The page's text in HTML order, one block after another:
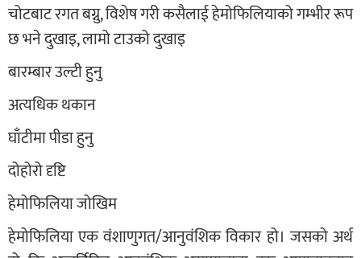
चोटबाट रगत बग्नु, विशेष गरी कसैलाई हेमोफिलियाको गम्भीर रूप
छ भने दुखाइ, लामो टाउको दुखाइ
बारम्बार उल्टी हुनु
अत्यधिक थकान
घाँटीमा पीडा हुनु
दोहोरो दृष्टि
हेमोफिलिया जोखिम
हेमोफिलिया एक वंशाणुगत/आनुवंशिक विकार हो। जसको अर्थ